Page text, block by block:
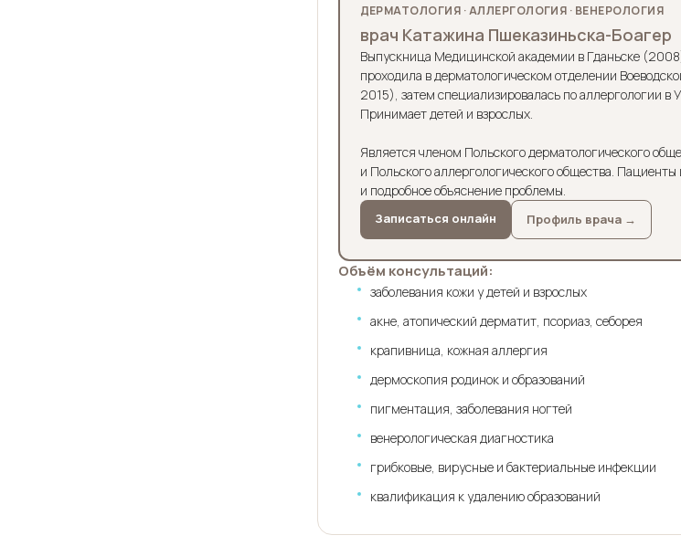
ДЕРМАТОЛОГИЯ · АЛЛЕРГОЛОГИЯ · ВЕНЕРОЛОГИЯ
врач Катажина Пшеказиньска-Боагер
Выпускница Медицинской академии в Гданьске
проходила в дерматологическом отделении
2015), затем специализировалась по аллергологии в
Принимает детей и взрослых.
Является членом Польского дерматологического
и Польского аллергологического общества.
и подробное объяснение проблемы.
Записаться онлайн Профиль врача →
Объём консультаций:
заболевания кожи у детей и взрослых
акне, атопический дерматит, псориаз, себорея
крапивница, кожная аллергия
дермоскопия родинок и образований
пигментация, заболевания ногтей
венерологическая диагностика
грибковые, вирусные и бактериальные инфекции
квалификация к удалению образований